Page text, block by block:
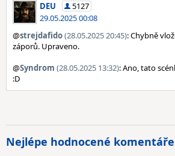
DEU
5127
29.05.2025 00:08
@strejdafido(28.05.2025 20:45): Chybně
záporů. Upraveno.
@Syndrom (28.05.2025 13:32): Ano, tato
:D
Nejlépe hodnocené komentáře